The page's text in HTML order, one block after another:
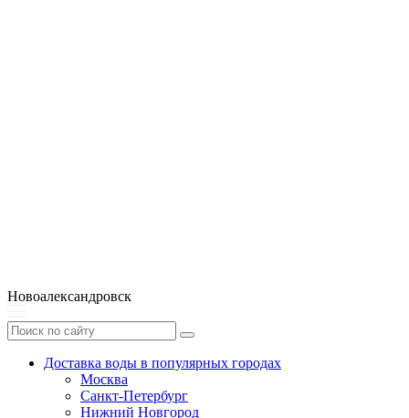
Новоалександровск
Доставка воды в популярных городах
Москва
Санкт-Петербург
Нижний Новгород